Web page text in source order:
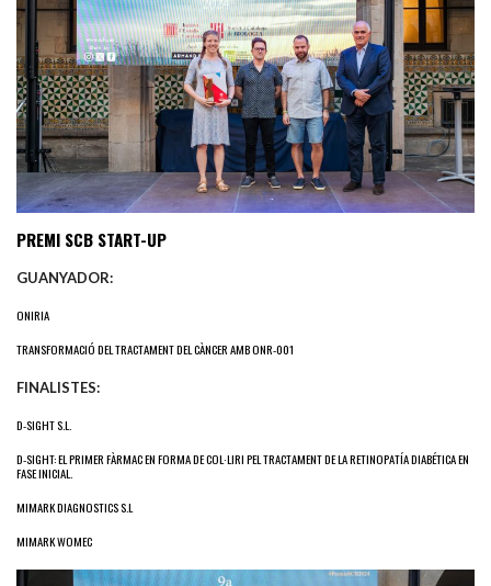
PREMI SCB START-UP
GUANYADOR:
ONIRIA
TRANSFORMACIÓ DEL TRACTAMENT DEL CÀNCER AMB ONR-001
FINALISTES:
D-SIGHT S.L.
D-SIGHT: EL PRIMER FÀRMAC EN FORMA DE COL·LIRI PEL TRACTAMENT DE LA RETINOPATÍA DIABÉTICA EN
FASE INICIAL.
MIMARK DIAGNOSTICS S.L
MIMARK WOMEC